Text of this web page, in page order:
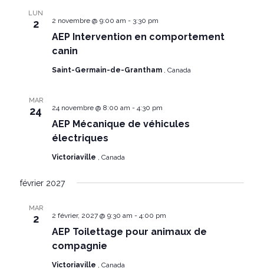
LUN
2
AEP Intervention en comportement
canin
2 novembre @ 9:00 am - 3:30 pm
Saint-Germain-de-Grantham , Canada
MAR
24
AEP Mécanique de véhicules
électriques
24 novembre @ 8:00 am - 4:30 pm
Victoriaville , Canada
février 2027
MAR
2
AEP Toilettage pour animaux de
compagnie
2 février, 2027 @ 9:30 am - 4:00 pm
Victoriaville , Canada